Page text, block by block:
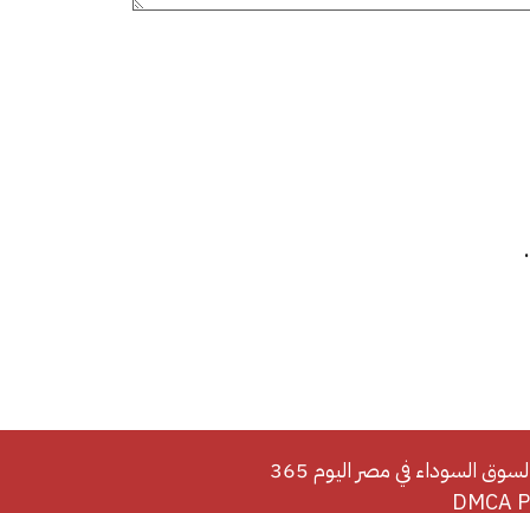
السوداء في مصر اليوم 365
DMCA